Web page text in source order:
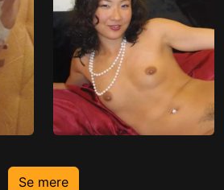
Se mere